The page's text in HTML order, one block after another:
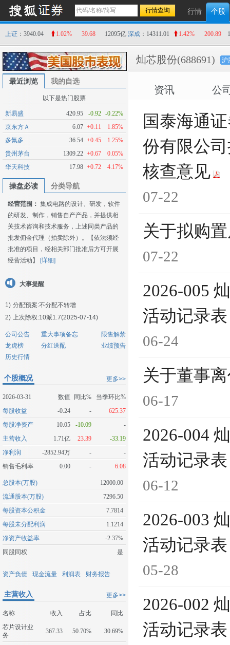
行情 个股
上证 ：3940.04 1.02% 39.68 12095亿 深成 ：14311.01 1.42% 200.89
最近浏览 我的自选
以下是热门股票
新易盛 420.95 -0.92 -0.22%
京东方Ａ
6.07 +0.11
1.85%
多氟多
36.54 +0.45
1.25%
贵州茅台
1309.22 +0.67
0.05%
华天科技
17.98 +0.72 4.17%
操盘必读 分类导航
经营范围： 集成电路的设计、研发，软件
的研发、制作，销售自产产品，并提供相
关技术咨询和技术服务，上述同类产品的
批发佣金代理（拍卖除外）。【依法须经
批准的项目，经相关部门批准后方可开展
经营活动】
[详细]
大事提醒
1) 分配预案:不分配不转增
2) 上次除权:10派1.7(2025-07-14)
公司公告 重大事项备忘
限售解禁
龙虎榜
分红送配
业绩预告
历史行情
更多>>
个股概况
2026-03-31 数值 同比%
当季环比%
每股收益
-0.24 -
625.37
每股净资产
10.05 -10.09
-
主营收入
1.71亿 23.39
-33.19
净利润
-2852.94万 -
-
销售毛利率
0.00 - 6.08
总股本(万股)
12000.00
流通股本(万股)
7296.50
每股资本公积金
7.7814
每股未分配利润
1.1214
净资产收益率
-2.37%
同股同权
是
资产负债 现金流量 利润表 财务报告
更多>>
主营收入
名称 收入 占比
同比
芯片设计业
务
367.33 50.70% 30.69%
灿芯股份(688691) 沪
资讯 公
国泰海通
份有限公
核查意见
07-22
关于拟购
07-22
2026-005
活动记录
06-24
关于董事
06-17
2026-004
活动记录
06-12
2026-003
活动记录
05-28
2026-002
活动记录